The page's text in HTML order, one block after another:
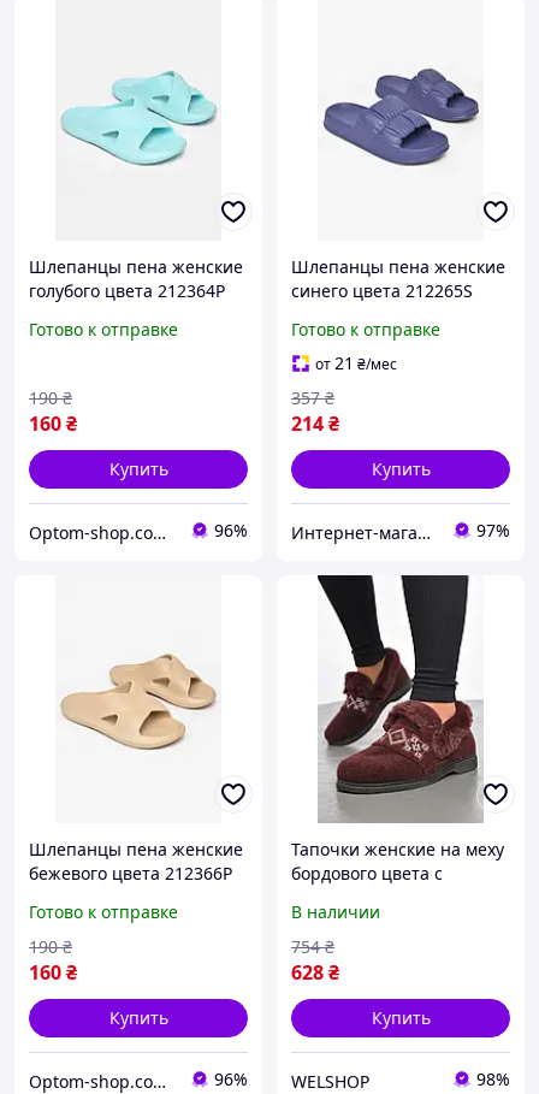
Шлепанцы пена женские
голубого цвета 212364P
Готово к отправке
160₴
190 ₴
Купить
Optom-shop.com.ua - Оптовый интернет-магазин: Одежда и обувь оптом, нижнее белье недорого 96%
Шлепанцы пена женские
синего цвета 212265S
Готово к отправке
от21 ₴/мес
214₴
357 ₴
Купить
Интернет-магазин Soloveiko.com.ua - одежда и обувь для всей семьи, Украина 97%
Шлепанцы пена женские
бежевого цвета 212366P
Готово к отправке
160₴
190 ₴
Купить
Optom-shop.com.ua - Оптовый интернет-магазин: Одежда и обувь оптом, нижнее белье недорого 96%
Тапочки женские на меху
бордового цвета с
38, размеры 37-40
В наличии
628₴
754 ₴
Купить
WELSHOP 98%